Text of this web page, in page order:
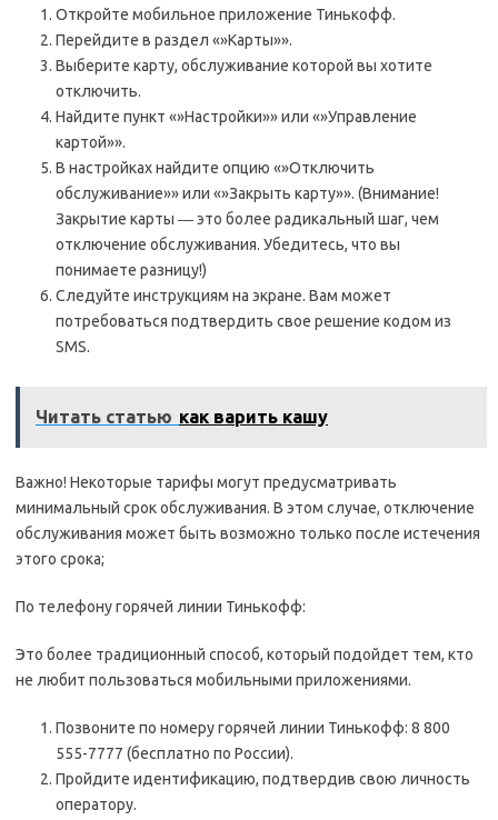
Откройте мобильное приложение Тинькофф.
Перейдите в раздел «»Карты»».
Выберите карту, обслуживание которой вы хотите
отключить.
Найдите пункт «»Настройки»» или «»Управление
картой»».
В настройках найдите опцию «»Отключить
обслуживание»» или «»Закрыть карту»». (Внимание!
Закрытие карты ― это более радикальный шаг, чем
отключение обслуживания. Убедитесь, что вы
понимаете разницу!)
Следуйте инструкциям на экране. Вам может
потребоваться подтвердить свое решение кодом из
SMS.
Читать статью как варить кашу
Важно! Некоторые тарифы могут предусматривать
минимальный срок обслуживания. В этом случае, отключение
обслуживания может быть возможно только после истечения
этого срока;
По телефону горячей линии Тинькофф:
Это более традиционный способ, который подойдет тем, кто
не любит пользоваться мобильными приложениями.
Позвоните по номеру горячей линии Тинькофф: 8 800
555-7777 (бесплатно по России).
Пройдите идентификацию, подтвердив свою личность
оператору.